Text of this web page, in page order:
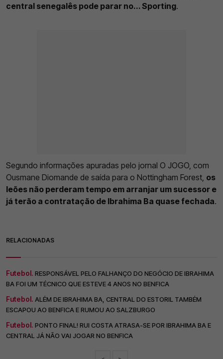
central senegalês pode parar no... Sporting.
Segundo informações apuradas pelo jornal O JOGO, com
Ousmane Diomande de saída para o Nottingham Forest, os
leões não perderam tempo em arranjar um sucessor e
já terão a contratação de Ibrahima Ba quase fechada.
RELACIONADAS
Futebol. RESPONSÁVEL PELO FALHANÇO DO NEGÓCIO DE IBRAHIMA
BA FOI UM TÉCNICO QUE ESTEVE 4 ANOS NO BENFICA
Futebol. ALÉM DE IBRAHIMA BA, CENTRAL DO ESTORIL TAMBÉM
ESCAPOU AO BENFICA E RUMOU AO SALZBURGO
Futebol. PONTO FINAL! RUI COSTA ATRASA-SE POR IBRAHIMA BA E
CENTRAL JÁ NÃO VAI JOGAR NO BENFICA